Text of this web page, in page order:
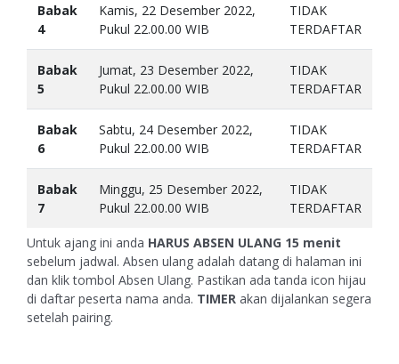
Babak
4
Kamis, 22 Desember 2022,
Pukul 22.00.00 WIB
TIDAK
TERDAFTAR
Babak
5
Jumat, 23 Desember 2022,
Pukul 22.00.00 WIB
TIDAK
TERDAFTAR
Babak
6
Sabtu, 24 Desember 2022,
Pukul 22.00.00 WIB
TIDAK
TERDAFTAR
Babak
7
Minggu, 25 Desember 2022,
Pukul 22.00.00 WIB
TIDAK
TERDAFTAR
Untuk ajang ini anda HARUS ABSEN ULANG 15 menit
sebelum jadwal. Absen ulang adalah datang di halaman ini
dan klik tombol Absen Ulang. Pastikan ada tanda icon hijau
di daftar peserta nama anda. TIMER akan dijalankan segera
setelah pairing.